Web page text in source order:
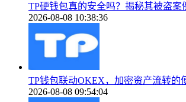
TP硬钱包真的安全吗？揭秘其被盗案
2026-08-08 10:38:36
TP钱包联动OKEX，加密资产流转的
2026-08-08 09:54:04